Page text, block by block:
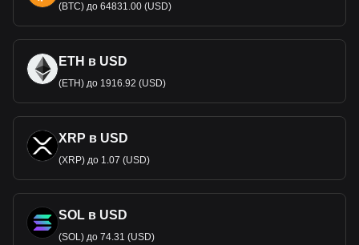
(BTC) до 64831.00 (USD)
ETH в USD
(ETH) до 1916.92 (USD)
XRP в USD
(XRP) до 1.07 (USD)
SOL в USD
(SOL) до 74.31 (USD)